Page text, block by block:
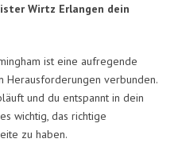
Wirtz Erlangen dein
ist eine aufregende
Herausforderungen verbunden.
und du entspannt in dein
wichtig, das richtige
zu haben.